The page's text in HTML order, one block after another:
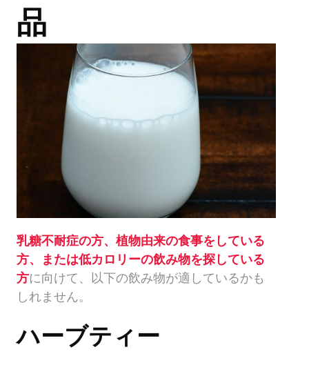
品
乳糖不耐症の方、植物由来の食事をしている
方、または低カロリーの飲み物を探している
方に向けて、以下の飲み物が適しているかも
しれません。
ハーブティー